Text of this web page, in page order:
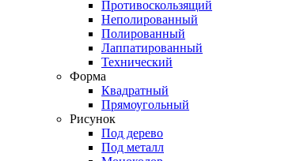
Противоскользящий
Неполированный
Полированный
Лаппатированный
Технический
Форма
Квадратный
Прямоугольный
Рисунок
Под дерево
Под металл